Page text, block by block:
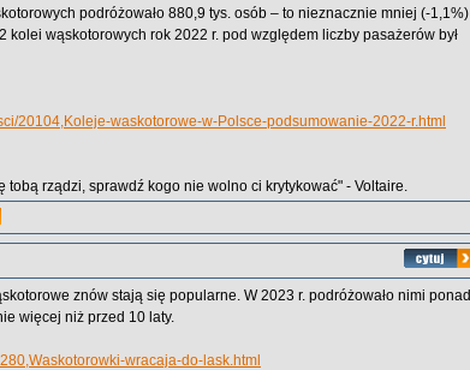
podróżowało 880,9 tys. osób – to nieznacznie mniej (-1,1%)
kolei wąskotorowych rok 2022 r. pod względem liczby pasażerów był
20104,Koleje-waskotorowe-w-Polsce-podsumowanie-2022-r.html
tobą rządzi, sprawdź kogo nie wolno ci krytykować" - Voltaire.
znów stają się popularne. W 2023 r. podróżowało nimi ponad
więcej niż przed 10 laty.
wracaja-do-lask.html